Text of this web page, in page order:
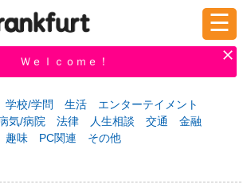
新規登録
情報 教えて！
ト 求人
☰
Ｗｅｌｃｏｍｅ！
学校/学問 生活
エンターテイメント
気/病院 法律 人生相談 交通
金融
趣味 PC関連 その他